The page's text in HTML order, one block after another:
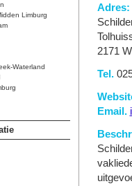
Limburg
Waterland
Adres:
2171
Tel.
Email.